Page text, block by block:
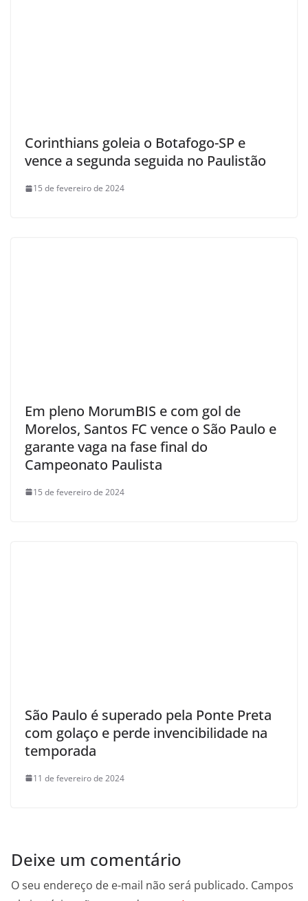
Corinthians goleia o Botafogo-SP e
vence a segunda seguida no Paulistão
15 de fevereiro de 2024
Em pleno MorumBIS e com gol de
Morelos, Santos FC vence o São Paulo e
garante vaga na fase final do
Campeonato Paulista
15 de fevereiro de 2024
São Paulo é superado pela Ponte Preta
com golaço e perde invencibilidade na
temporada
11 de fevereiro de 2024
Deixe um comentário
O seu endereço de e-mail não será publicado. Campos